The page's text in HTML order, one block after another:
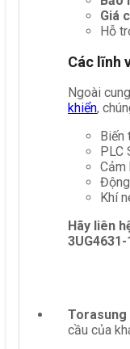
Giá
Hỗ
Các lĩnh
Ngoài
khiển,
Biến
PLC
Cảm
Động
Khí
Hãy liên
Torasung
cầu của